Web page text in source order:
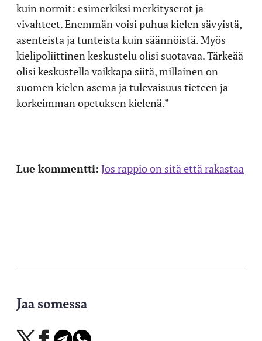
kuin normit: esimerkiksi merkityserot ja
vivahteet. Enemmän voisi puhua kielen sävyistä,
asenteista ja tunteista kuin säännöistä. Myös
kielipoliittinen keskustelu olisi suotavaa. Tärkeää
olisi keskustella vaikkapa siitä, millainen on
suomen kielen asema ja tulevaisuus tieteen ja
korkeimman opetuksen kielenä.”
Lue kommentti: Jos rappio on sitä että rakastaa
Jaa somessa
Jaa
Jaa
Jaa
Jaa